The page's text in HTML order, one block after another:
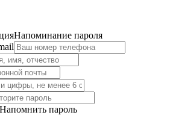
Напоминание пароля
Напомнить пароль